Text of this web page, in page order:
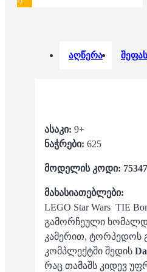
აღწერა
ასაკი: 9+
ნაჭრები: 625
მოდელის კოდი: 75347
მახასიათებლები:
LEGO Star Wars TIE
გამორჩეული
კამერით, ტორპედოს
კომპლექტში შედის
რაც თამაშს კიდევ